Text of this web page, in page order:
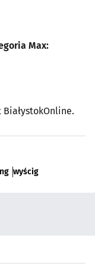
Max:
wyścig